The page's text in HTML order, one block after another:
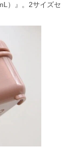
）』。2サイズセ